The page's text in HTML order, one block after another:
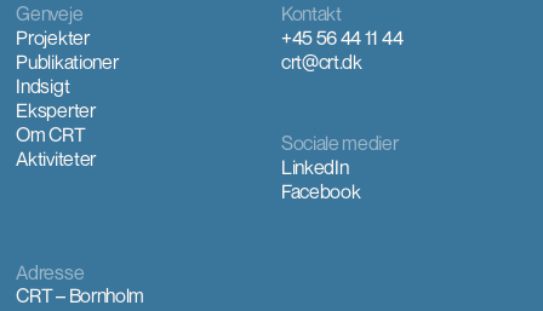
Kontakt
+45 56 44 11 44
crt@crt.dk
Genveje
Projekter
Publikationer
Indsigt
Eksperter
Om CRT
Aktiviteter
Sociale medier
LinkedIn
Facebook
Adresse
CRT – Bornholm